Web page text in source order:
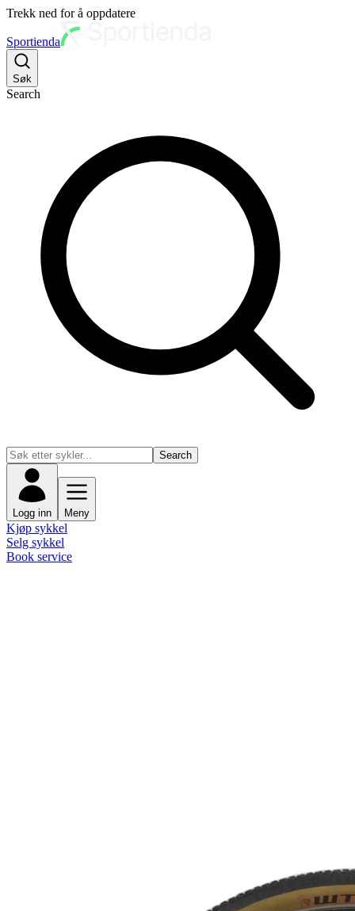
Trekk ned for å oppdatere
Sportienda
Søk
Search
Search
Logg inn Meny
Kjøp sykkel
Selg sykkel
Book service